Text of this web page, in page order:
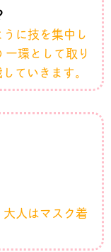
に技を集中し
環として取り
ていきます。
人はマスク着